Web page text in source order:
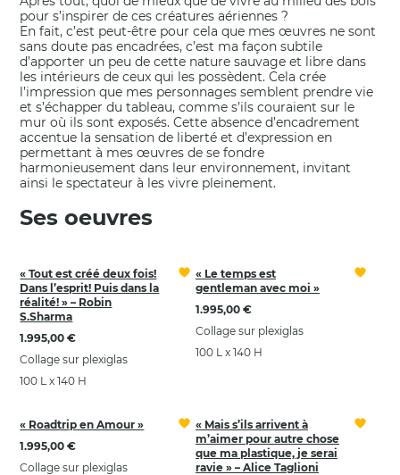
pour s’inspirer de ces créatures aériennes ?
En fait, c’est peut-être pour cela que mes œuvres ne sont
sans doute pas encadrées, c’est ma façon subtile
d’apporter un peu de cette nature sauvage et libre dans
les intérieurs de ceux qui les possèdent. Cela crée
l’impression que mes personnages semblent prendre vie
et s’échapper du tableau, comme s’ils couraient sur le
mur où ils sont exposés. Cette absence d’encadrement
accentue la sensation de liberté et d’expression en
permettant à mes œuvres de se fondre
harmonieusement dans leur environnement, invitant
ainsi le spectateur à les vivre pleinement.
Ses oeuvres
« Tout est créé deux fois!
Dans l’esprit! Puis dans la
réalité! » – Robin
S.Sharma
1.995,00 €
Collage sur plexiglas
100 L x 140 H
« Le temps est
gentleman avec moi »
1.995,00 €
Collage sur plexiglas
100 L x 140 H
« Roadtrip en Amour »
1.995,00 €
Collage sur plexiglas
« Mais s’ils arrivent à
m’aimer pour autre chose
que ma plastique, je serai
ravie » – Alice Taglioni